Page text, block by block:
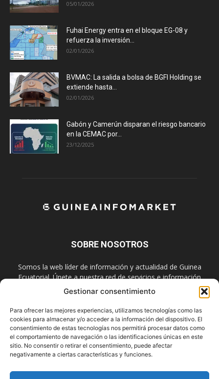
Gestionar consentimiento
Para ofrecer las mejores experiencias, utilizamos tecnologías como las
cookies para almacenar y/o acceder a la información del dispositivo. El
consentimiento de estas tecnologías nos permitirá procesar datos como
el comportamiento de navegación o las identificaciones únicas en este
sitio. No consentir o retirar el consentimiento, puede afectar
negativamente a ciertas características y funciones.
05/01/2026
Fuhai Energy entra en el bloque EG-08 y
refuerza la inversión...
02/01/2026
BVMAC: La salida a bolsa de BGFI Holding se
extiende hasta...
02/01/2026
Gabón y Camerún disparan el riesgo bancario
en la CEMAC por...
23/12/2025
SOBRE NOSOTROS
Somos la web líder de información y actualidad de Guinea
Ecuatorial. Únete a nuestra red de servicios e información
digital también en las redes sociales.
Contáctanos:info@guineainfomarket.com
SÍGUENOS